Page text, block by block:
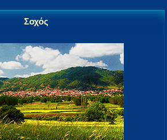
Σοχός